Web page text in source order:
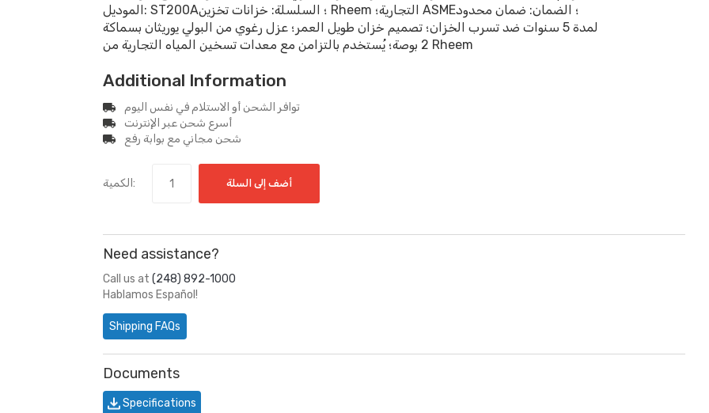
الموديل: ST200A؛ السلسلة: خزانات تخزين Rheem التجارية؛ ASME؛ الضمان: ضمان محدود
لمدة 5 سنوات ضد تسرب الخزان؛ تصميم خزان طويل العمر؛ عزل رغوي من البولي يوريثان بسماكة
2 بوصة؛ يُستخدم بالتزامن مع معدات تسخين المياه التجارية من Rheem
Additional Information
توافر الشحن أو الاستلام في نفس اليوم
أسرع شحن عبر الإنترنت
شحن مجاني مع بوابة رفع
الكمية: أضف إلى السلة
Need assistance?
Call us at (248) 892-1000
Hablamos Español!
Shipping FAQs
Documents
Specifications